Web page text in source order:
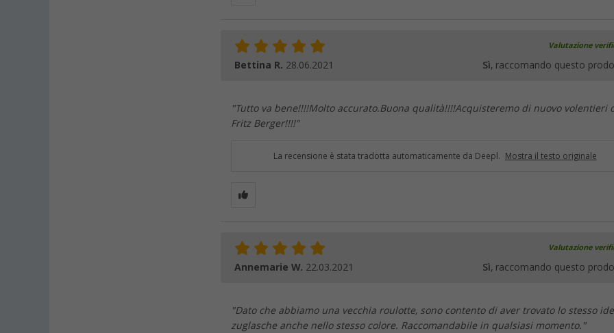
Valutazione
Bettina R. 28.06.2021 Sì, raccomando questo
"Tutto va bene!!!!Molto accurato.Buona qualità!!!!Acquisteremo di nuovo volentieri
Fritz Berger!!!!"
La recensione è stata tradotta automaticamente da Deepl. Mostra il testo originale
Valutazione
Annemarie W. 22.03.2021 Sì, raccomando questo
"Dato che abbiamo una vecchia roulotte, sono contento di aver trovato lo stesso
zuglasche anche nello stesso colore. Raccomandabile in qualsiasi momento."